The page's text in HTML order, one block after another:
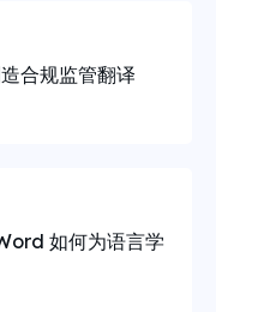
合规监管翻译
如何为语言学